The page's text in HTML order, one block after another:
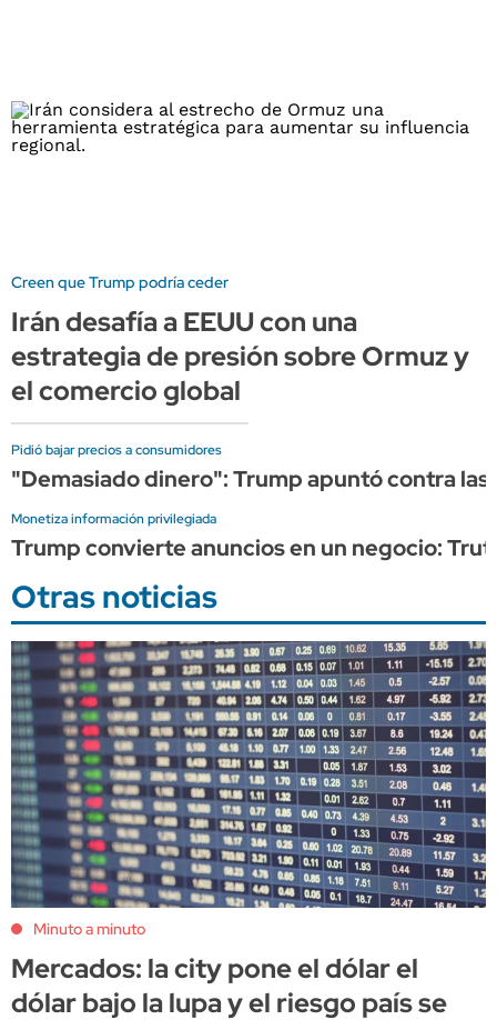
Creen que Trump podría ceder
Irán desafía a EEUU con una
estrategia de presión sobre Ormuz y
el comercio global
Pidió bajar precios a consumidores
"Demasiado dinero": Trump apuntó contra
Monetiza información privilegiada
Trump convierte anuncios en un negocio:
Otras noticias
Minuto a minuto
Mercados: la city pone el dólar el
dólar bajo la lupa y el riesgo país se